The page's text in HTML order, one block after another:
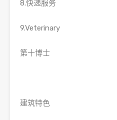
8.快递服务
9.Veterinary
第十博士
建筑特色